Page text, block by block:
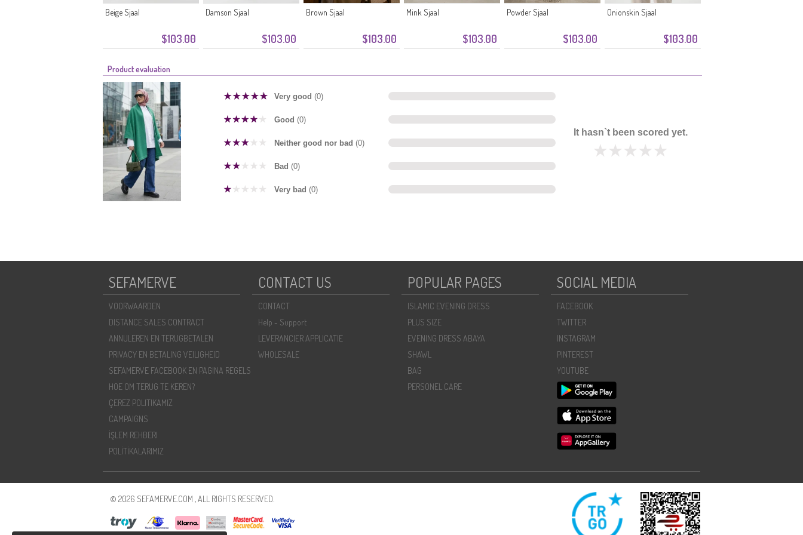
$103.00
Beige Sjaal
$103.00
Damson Sjaal
$103.00
Brown Sjaal
$103.00
Mink Sjaal
$103.00
Powder Sjaal
$103.00
Onionskin Sjaal
Product evaluation
Very good (0)
Good (0)
Neither good nor bad (0)
Bad (0)
Very bad (0)
It hasn`t been scored yet.
SEFAMERVE
VOORWAARDEN
DISTANCE SALES CONTRACT
ANNULEREN EN TERUGBETALEN
PRIVACY EN BETALING VEILIGHEID
SEFAMERVE FACEBOOK EN PAGINA REGELS
HOE OM TERUG TE KEREN?
ÇEREZ POLITIKAMIZ
CAMPAIGNS
İŞLEM REHBERI
POLİTİKALARIMIZ
CONTACT US
CONTACT
Help - Support
LEVERANCIER APPLICATIE
WHOLESALE
POPULAR PAGES
ISLAMIC EVENING DRESS
PLUS SIZE
EVENING DRESS ABAYA
SHAWL
BAG
PERSONEL CARE
SOCIAL MEDIA
FACEBOOK
TWITTER
INSTAGRAM
PINTEREST
YOUTUBE
© 2026 SEFAMERVE.COM , ALL RIGHTS RESERVED.